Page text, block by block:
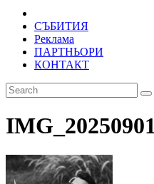
СЪБИТИЯ
Реклама
ПАРТНЬОРИ
КОНТАКТ